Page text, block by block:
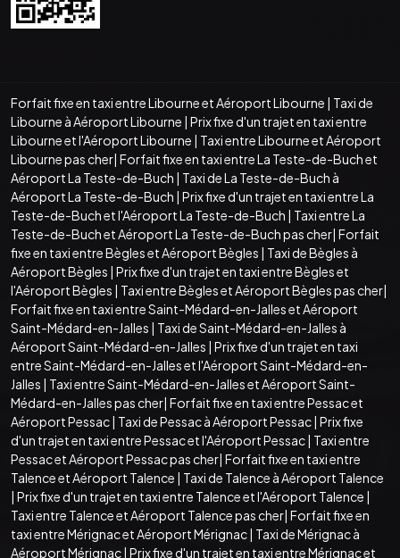
Forfait fixe en taxi entre Libourne et Aéroport Libourne | Taxi de
Libourne à Aéroport Libourne | Prix fixe d'un trajet en taxi entre
Libourne et l'Aéroport Libourne | Taxi entre Libourne et Aéroport
Libourne pas cher| Forfait fixe en taxi entre La Teste-de-Buch et
Aéroport La Teste-de-Buch | Taxi de La Teste-de-Buch à
Aéroport La Teste-de-Buch | Prix fixe d'un trajet en taxi entre La
Teste-de-Buch et l'Aéroport La Teste-de-Buch | Taxi entre La
Teste-de-Buch et Aéroport La Teste-de-Buch pas cher| Forfait
fixe en taxi entre Bègles et Aéroport Bègles | Taxi de Bègles à
Aéroport Bègles | Prix fixe d'un trajet en taxi entre Bègles et
l'Aéroport Bègles | Taxi entre Bègles et Aéroport Bègles pas cher|
Forfait fixe en taxi entre Saint-Médard-en-Jalles et Aéroport
Saint-Médard-en-Jalles | Taxi de Saint-Médard-en-Jalles à
Aéroport Saint-Médard-en-Jalles | Prix fixe d'un trajet en taxi
entre Saint-Médard-en-Jalles et l'Aéroport Saint-Médard-en-
Jalles | Taxi entre Saint-Médard-en-Jalles et Aéroport Saint-
Médard-en-Jalles pas cher| Forfait fixe en taxi entre Pessac et
Aéroport Pessac| Taxi de Pessac à Aéroport Pessac| Prix fixe
d'un trajet en taxi entre Pessac et l'Aéroport Pessac| Taxi entre
Pessac et Aéroport Pessac pas cher| Forfait fixe en taxi entre
Talence et Aéroport Talence | Taxi de Talence à Aéroport Talence
| Prix fixe d'un trajet en taxi entre Talence et l'Aéroport Talence |
Taxi entre Talence et Aéroport Talence pas cher| Forfait fixe en
taxi entre Mérignac et Aéroport Mérignac| Taxi de Mérignac à
Aéroport Mérignac| Prix fixe d'un trajet en taxi entre Mérignac et